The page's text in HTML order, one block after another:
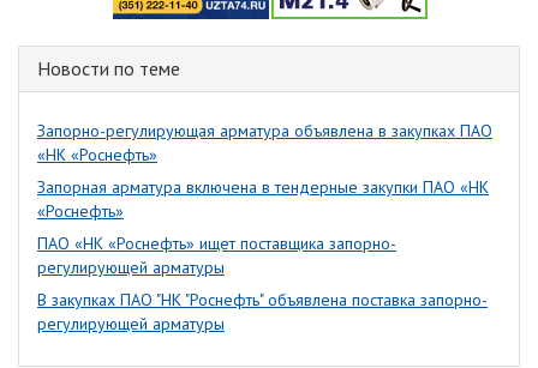
Новости по теме
Запорно-регулирующая арматура объявлена в закупках ПАО
«НК «Роснефть»
Запорная арматура включена в тендерные закупки ПАО «НК
«Роснефть»
ПАО «НК «Роснефть» ищет поставщика запорно-
регулирующей арматуры
В закупках ПАО "НК "Роснефть" объявлена поставка запорно-
регулирующей арматуры